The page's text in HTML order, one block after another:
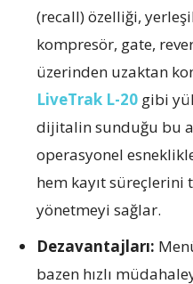
(recall) özelliği,
kompresör, gate,
üzerinden uzaktan
LiveTrak L-20 gibi
dijitalin sunduğu bu
operasyonel
hem kayıt süreçlerini
yönetmeyi sağlar.
Dezavantajları:
bazen hızlı